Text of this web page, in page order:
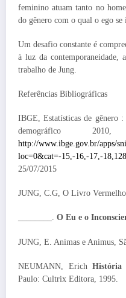
feminino atuam tanto no
do gênero com o qual o ego se
Um desafio constante é
à luz da contemporaneidade,
trabalho de Jung.
Referências Bibliográficas
IBGE, Estatísticas de gênero :
demográfico
http://www.ibge.gov.br/apps/
loc=0&cat=-15,-16,-17,-
25/07/2015
JUNG, C.G, O Livro
________. O Eu e o
JUNG, E. Animas e Animus,
NEUMANN, ErichHistória
Paulo: Cultrix Editora, 1995.